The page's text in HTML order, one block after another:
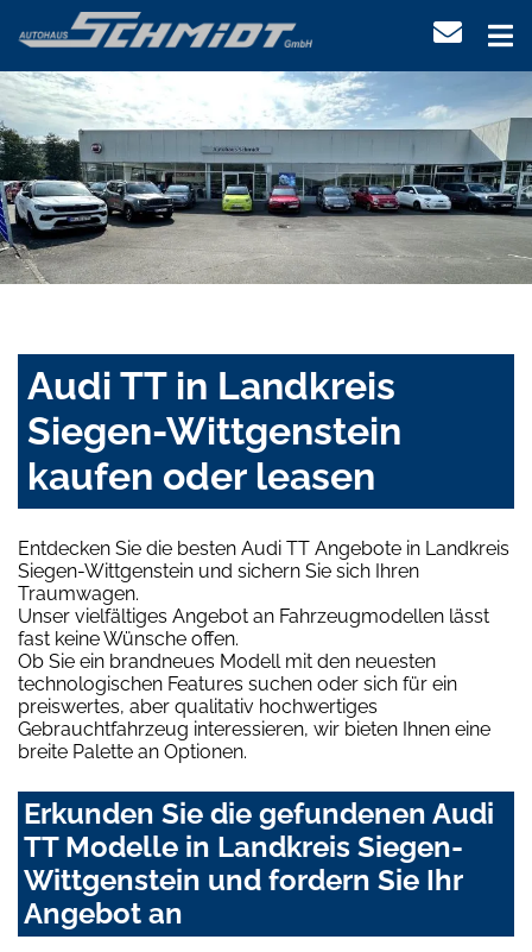
Audi TT in Landkreis
Siegen-Wittgenstein
kaufen oder leasen
Entdecken Sie die besten Audi TT Angebote in Landkreis
Siegen-Wittgenstein und sichern Sie sich Ihren
Traumwagen.
Unser vielfältiges Angebot an Fahrzeugmodellen lässt
fast keine Wünsche offen.
Ob Sie ein brandneues Modell mit den neuesten
technologischen Features suchen oder sich für ein
preiswertes, aber qualitativ hochwertiges
Gebrauchtfahrzeug interessieren, wir bieten Ihnen eine
breite Palette an Optionen.
Erkunden Sie die gefundenen Audi
TT Modelle in Landkreis Siegen-
Wittgenstein und fordern Sie Ihr
Angebot an